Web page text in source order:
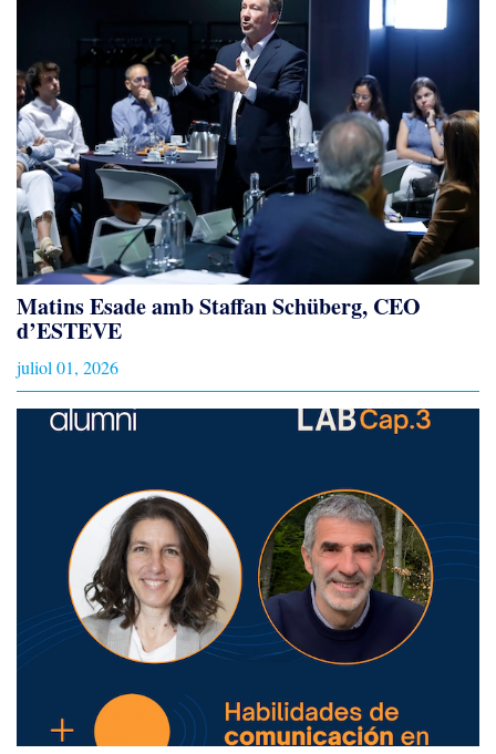
Matins Esade amb Staffan Schüberg, CEO
d’ESTEVE
juliol 01, 2026